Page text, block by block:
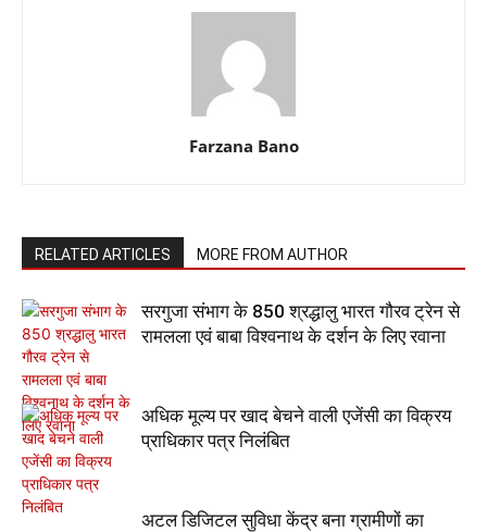
Farzana Bano
RELATED ARTICLES MORE FROM AUTHOR
सरगुजा संभाग के 850 श्रद्धालु भारत गौरव ट्रेन से
रामलला एवं बाबा विश्वनाथ के दर्शन के लिए रवाना
अधिक मूल्य पर खाद बेचने वाली एजेंसी का विक्रय
प्राधिकार पत्र निलंबित
अटल डिजिटल सुविधा केंद्र बना ग्रामीणों का